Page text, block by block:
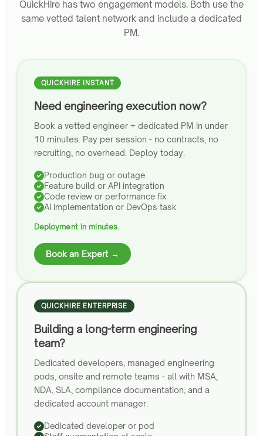
QuickHire has two engagement models. Both use the
same vetted talent network and include a dedicated
PM.
QUICKHIRE INSTANT
Need engineering execution now?
Book a vetted engineer + dedicated PM in under
10 minutes. Pay per session - no contracts, no
recruiting, no overhead. Deploy today.
Production bug or outage
Feature build or API integration
Code review or performance fix
AI implementation or DevOps task
Deployment in minutes.
Book an Expert →
QUICKHIRE ENTERPRISE
Building a long-term engineering
team?
Dedicated developers, managed engineering
pods, onsite and remote teams - all with MSA,
NDA, SLA, compliance documentation, and a
dedicated account manager.
Dedicated developer or pod